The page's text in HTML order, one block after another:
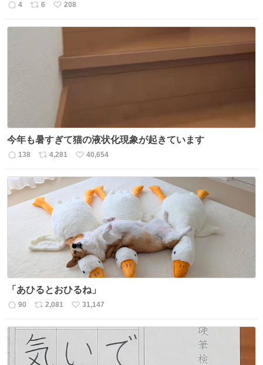
返
4
リ
6
い
208
今年も暑すぎて猫の液状化現象が起きています
返
138
リ
ス
ト
数
4,281
い
ね
数
40,654
「あひるとおひるね」
返
90
リ
ト
数
2,081
い
31,147